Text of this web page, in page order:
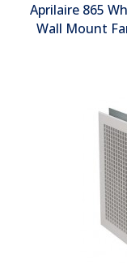
Aprilaire 865
Wall Mount